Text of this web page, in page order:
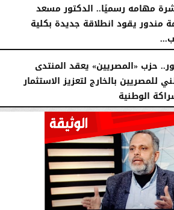
مهامه رسميًا.. الدكتور مسعد
مندور يقود انطلاقة جديدة بكلية
حزب «المصريين» يعقد المنتدى
للمصريين بالخارج لتعزيز الاستثمار
الوطنية